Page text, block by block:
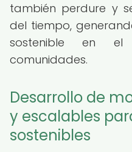
también perdure y
del tiempo,
sostenible en
comunidades.
Desarrollo de
y escalables
sostenibles